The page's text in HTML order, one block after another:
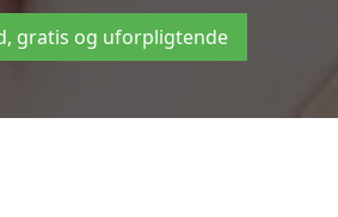
gratis og uforpligtende